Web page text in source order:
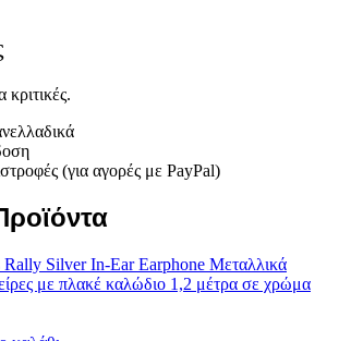
(για αγορές με PayPal)